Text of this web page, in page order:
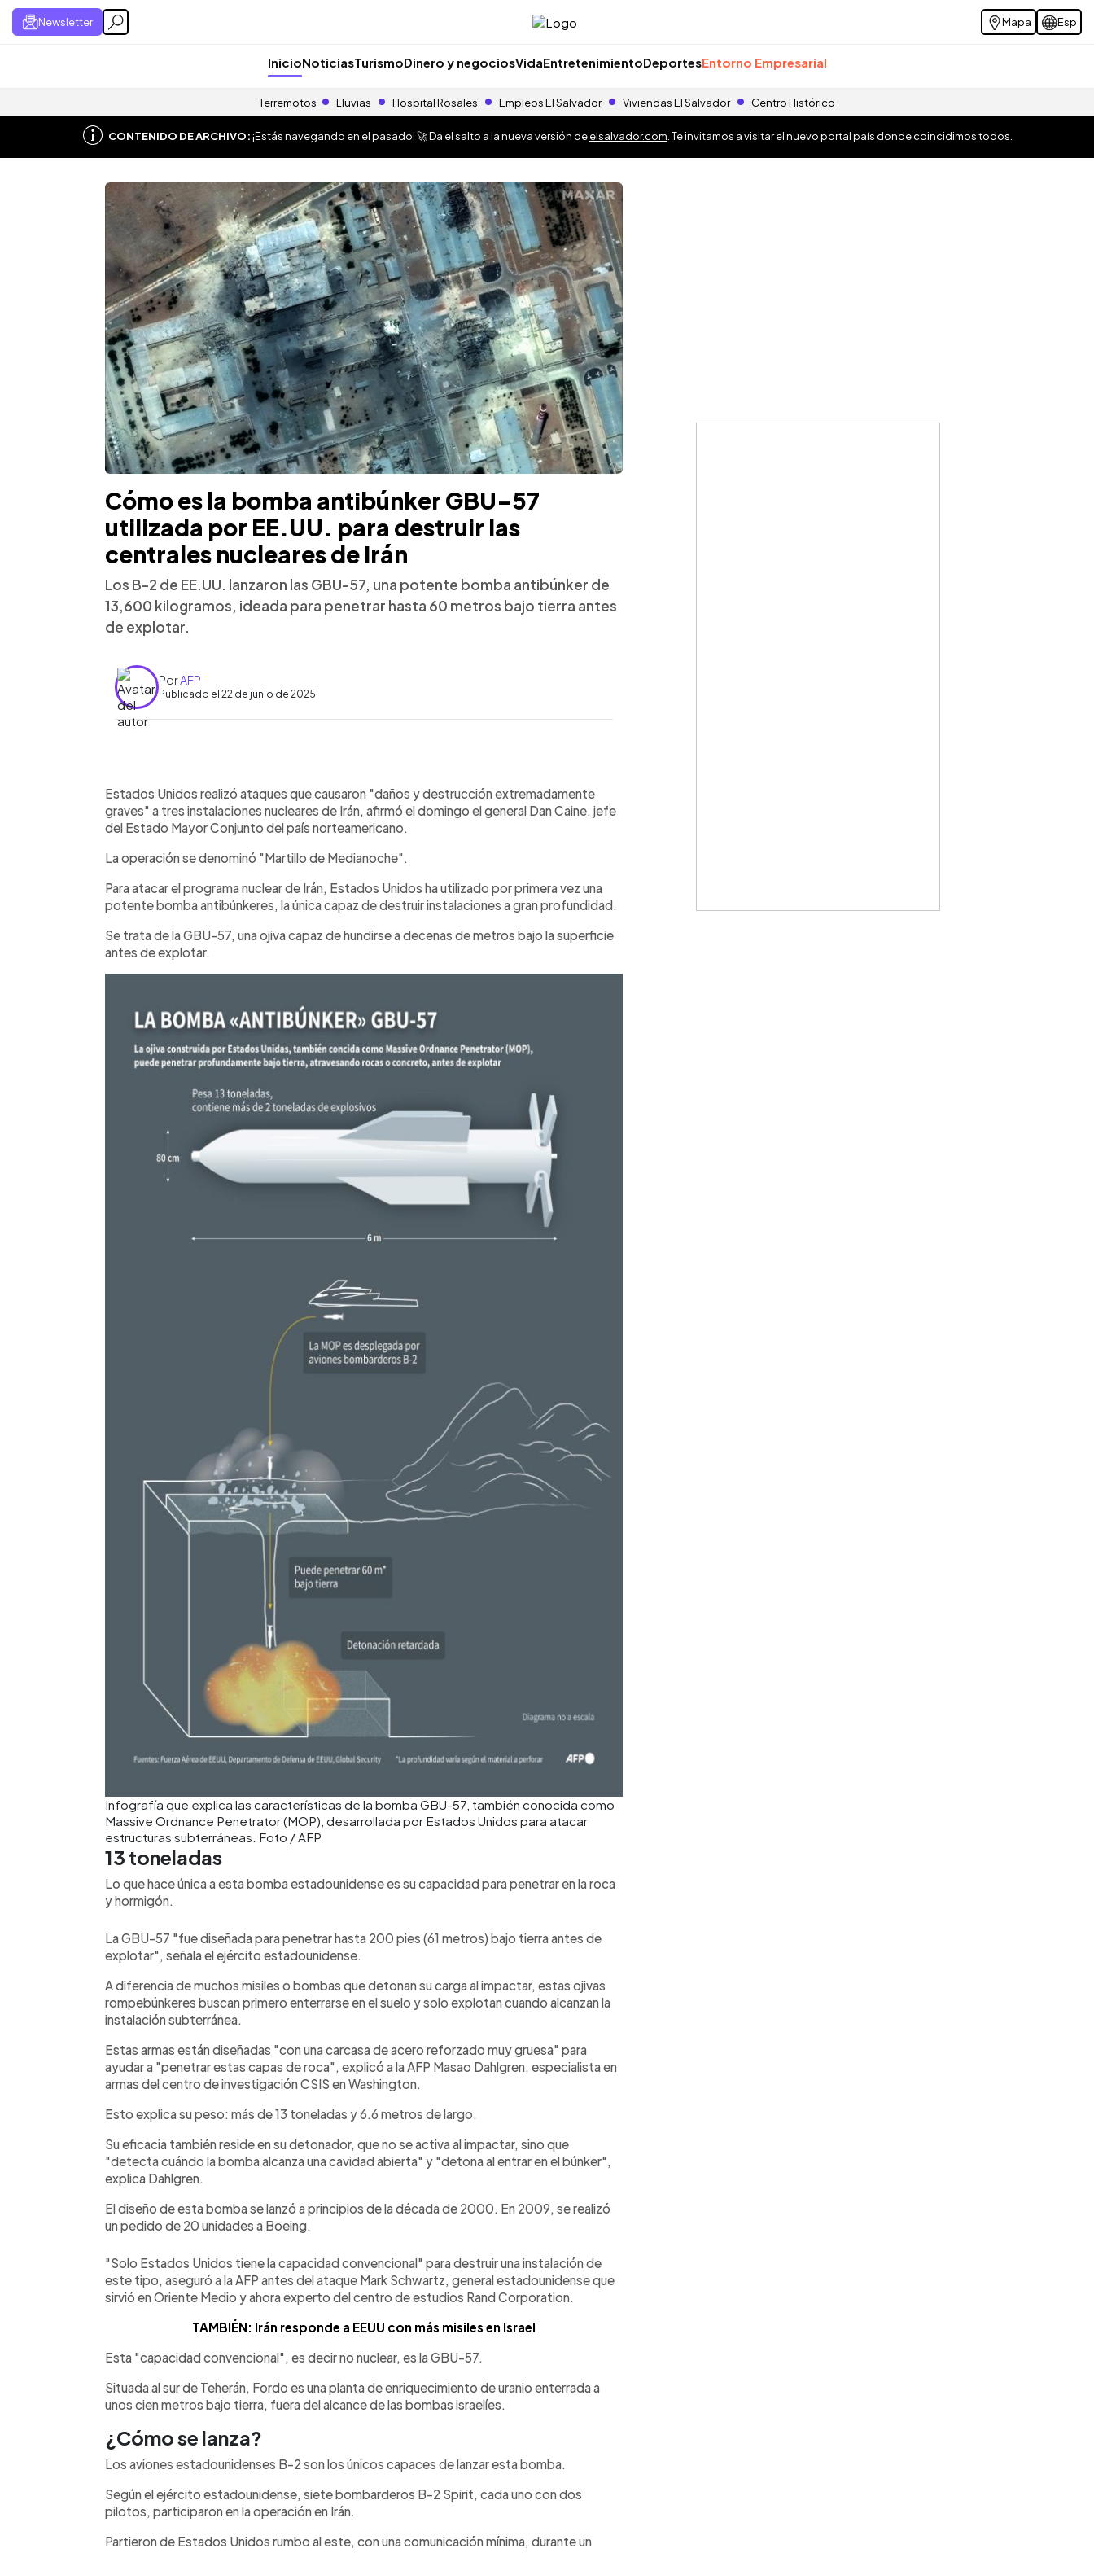
Newsletter Mapa Esp
InicioNoticiasTurismoDinero y negociosVidaEntretenimientoDeportesEntorno Empresarial
Terremotos Lluvias Hospital Rosales Empleos El Salvador Viviendas El Salvador Centro Histórico
CONTENIDO DE ARCHIVO:¡Estás navegando en el pasado! 🚀 Da el salto a la nueva versión deelsalvador.com . Te invitamos a visitar el nuevo portal país donde coincidimos todos.
Cómo es la bomba antibúnker GBU-57
utilizada por EE.UU. para destruir las
centrales nucleares de Irán
Los B-2 de EE.UU. lanzaron las GBU-57, una potente bomba antibúnker de
13,600 kilogramos, ideada para penetrar hasta 60 metros bajo tierra antes
de explotar.
PorAFP
Publicado el 22 de junio de 2025
► Escuchar artículo
Estados Unidos realizó ataques que causaron "daños y destrucción extremadamente
graves" a tres instalaciones nucleares de Irán, afirmó el domingo el general Dan Caine, jefe
del Estado Mayor Conjunto del país norteamericano.
La operación se denominó "Martillo de Medianoche".
Para atacar el programa nuclear de Irán, Estados Unidos ha utilizado por primera vez una
potente bomba antibúnkeres, la única capaz de destruir instalaciones a gran profundidad.
Se trata de la GBU-57, una ojiva capaz de hundirse a decenas de metros bajo la superficie
antes de explotar.
Infografía que explica las características de la bomba GBU-57, también conocida como
Massive Ordnance Penetrator (MOP), desarrollada por Estados Unidos para atacar
estructuras subterráneas. Foto / AFP
13 toneladas
Lo que hace única a esta bomba estadounidense es su capacidad para penetrar en la roca
y hormigón.
La GBU-57 "fue diseñada para penetrar hasta 200 pies (61 metros) bajo tierra antes de
explotar", señala el ejército estadounidense.
A diferencia de muchos misiles o bombas que detonan su carga al impactar, estas ojivas
rompebúnkeres buscan primero enterrarse en el suelo y solo explotan cuando alcanzan la
instalación subterránea.
Estas armas están diseñadas "con una carcasa de acero reforzado muy gruesa" para
ayudar a "penetrar estas capas de roca", explicó a la AFP Masao Dahlgren, especialista en
armas del centro de investigación CSIS en Washington.
Esto explica su peso: más de 13 toneladas y 6.6 metros de largo.
Su eficacia también reside en su detonador, que no se activa al impactar, sino que
"detecta cuándo la bomba alcanza una cavidad abierta" y "detona al entrar en el búnker",
explica Dahlgren.
El diseño de esta bomba se lanzó a principios de la década de 2000. En 2009, se realizó
un pedido de 20 unidades a Boeing.
"Solo Estados Unidos tiene la capacidad convencional" para destruir una instalación de
este tipo, aseguró a la AFP antes del ataque Mark Schwartz, general estadounidense que
sirvió en Oriente Medio y ahora experto del centro de estudios Rand Corporation.
TAMBIÉN: Irán responde a EEUU con más misiles en Israel
Esta "capacidad convencional", es decir no nuclear, es la GBU-57.
Situada al sur de Teherán, Fordo es una planta de enriquecimiento de uranio enterrada a
unos cien metros bajo tierra, fuera del alcance de las bombas israelíes.
¿Cómo se lanza?
Los aviones estadounidenses B-2 son los únicos capaces de lanzar esta bomba.
Según el ejército estadounidense, siete bombarderos B-2 Spirit, cada uno con dos
pilotos, participaron en la operación en Irán.
Partieron de Estados Unidos rumbo al este, con una comunicación mínima, durante un